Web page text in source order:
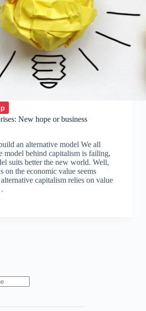
New hope or business
an alternative model We all
model behind capitalism is failing,
suits better the new world. Well,
on the economic value seems
capitalism relies on value